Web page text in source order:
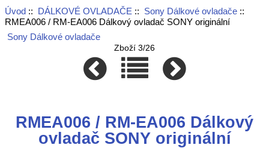
Úvod:: DÁLKOVÉ OVLADAČE :: Sony Dálkové ovladače::
RMEA006 / RM-EA006 Dálkový ovladač SONY originální
Sony Dálkové ovladače
Zboží 3/26
RMEA006 / RM-EA006 Dálkový
ovladač SONY originální